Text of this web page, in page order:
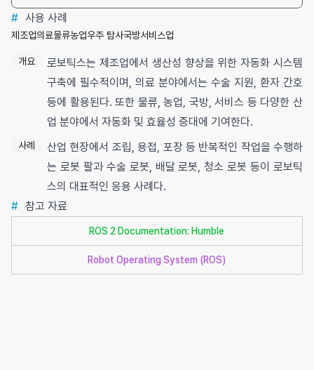
# 사용 사례
제조업의료물류농업우주 탐사국방서비스업
개요
로보틱스는 제조업에서 생산성 향상을 위한 자동화 시스템
구축에 필수적이며, 의료 분야에서는 수술 지원, 환자 간호
등에 활용된다. 또한 물류, 농업, 국방, 서비스 등 다양한 산
업 분야에서 자동화 및 효율성 증대에 기여한다.
사례
산업 현장에서 조립, 용접, 포장 등 반복적인 작업을 수행하
는 로봇 팔과 수술 로봇, 배달 로봇, 청소 로봇 등이 로보틱
스의 대표적인 응용 사례다.
# 참고 자료
ROS 2 Documentation: Humble
Robot Operating System (ROS)